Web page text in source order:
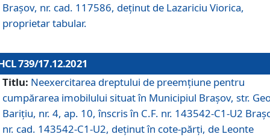
Brașov, nr. cad. 117586, deținut de Lazariciu Viorica,
proprietar tabular.
739/17.12.2021
Titlu: Neexercitarea dreptului de preemţiune pentru
cumpărarea imobilului situat în Municipiul Braşov, str.
Barițiu, nr. 4, ap. 10, înscris în C.F. nr. 143542-C1-U2
nr. cad. 143542-C1-U2, deținut în cote-părți, de Leonte